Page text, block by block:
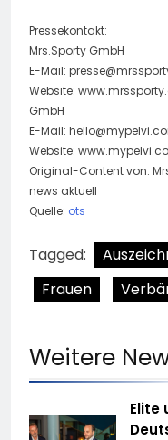
Pressekontakt:
Mrs.Sporty GmbH
E-Mail:
Website:
GmbH
E-Mail:
Website:
Original-Content von:
news aktuell
Quelle: ots
Tagged:
Frauen
Weitere
Elite